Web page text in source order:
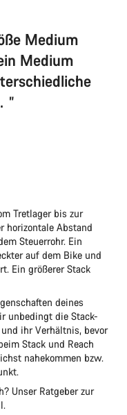
Medium
Medium
Tretlager bis zur
horizontale Abstand
Steuerrohr. Ein
auf dem Bike und
Ein größerer Stack
deines
unbedingt die Stack-
ihr Verhältnis, bevor
Stack und Reach
nahekommen bzw.
Unser Ratgeber zur